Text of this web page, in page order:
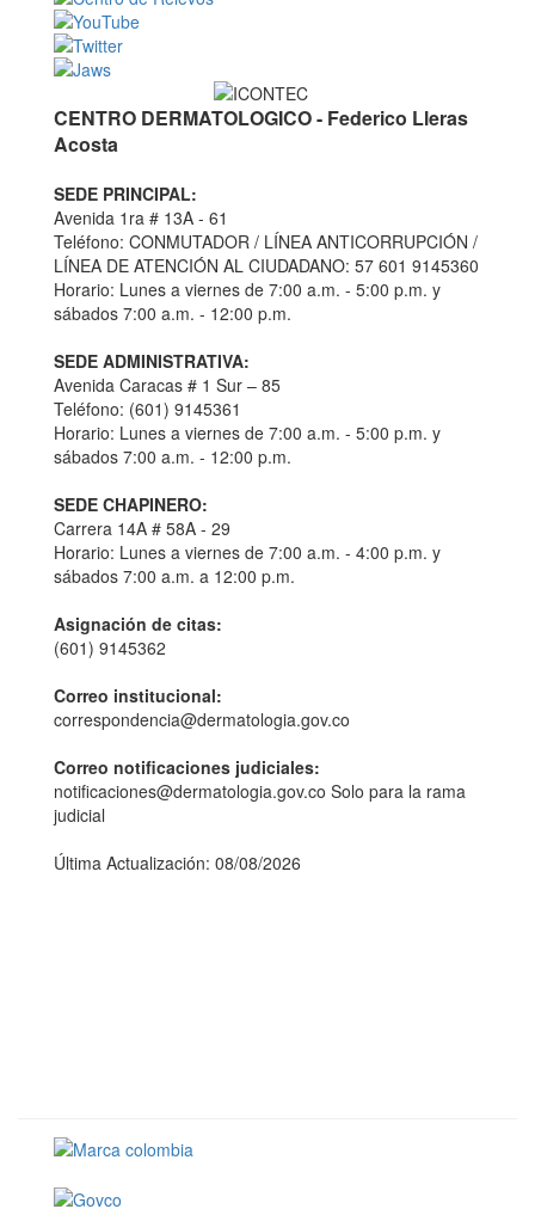
CENTRO DERMATOLOGICO - Federico Lleras
Acosta
SEDE PRINCIPAL:
Avenida 1ra # 13A - 61
Teléfono: CONMUTADOR / LÍNEA ANTICORRUPCIÓN /
LÍNEA DE ATENCIÓN AL CIUDADANO: 57 601 9145360
Horario: Lunes a viernes de 7:00 a.m. - 5:00 p.m. y
sábados 7:00 a.m. - 12:00 p.m.
SEDE ADMINISTRATIVA:
Avenida Caracas # 1 Sur – 85
Teléfono: (601) 9145361
Horario: Lunes a viernes de 7:00 a.m. - 5:00 p.m. y
sábados 7:00 a.m. - 12:00 p.m.
SEDE CHAPINERO:
Carrera 14A # 58A - 29
Horario: Lunes a viernes de 7:00 a.m. - 4:00 p.m. y
sábados 7:00 a.m. a 12:00 p.m.
Asignación de citas:
(601) 9145362
Correo institucional:
correspondencia@dermatologia.gov.co
Correo notificaciones judiciales:
notificaciones@dermatologia.gov.co Solo para la rama
judicial
Última Actualización: 08/08/2026